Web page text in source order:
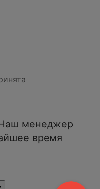
менеджер
время